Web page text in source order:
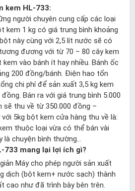
kem HL-733:
người chuyên cung cấp các loại
kem 1 kg có giá trung bình khoảng
này cùng với 2,5 lít nước sẽ có
đương với từ 70 – 80 cây kem
kem vào bánh ít hay nhiều. Bánh ốc
200 đồng/bánh. Điện hao tổn
chi phí để sản xuất 3,5 kg kem
Bán ra với giá trung bình 5.000
thu về từ 350.000 đồng –
5kg bột kem cửa hàng thu về là:
thuộc loại vừa có thể bán vài
là chuyện bình thường...
733 mang lại lợi ích gì?
Máy cho phép người sản xuất
dịch (bột kem+ nước sạch) thành
cao như đã trình bày bên trên.